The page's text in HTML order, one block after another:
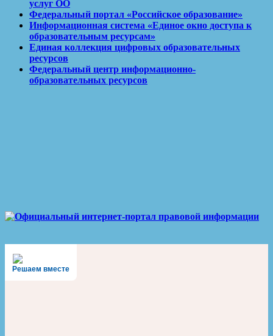
услуг ОО
Федеральный портал «Российское образование»
Информационная система «Единое окно доступа к
образовательным ресурсам»
Единая коллекция цифровых образовательных
ресурсов
Федеральный центр информационно-
образовательных ресурсов
Решаем вместе